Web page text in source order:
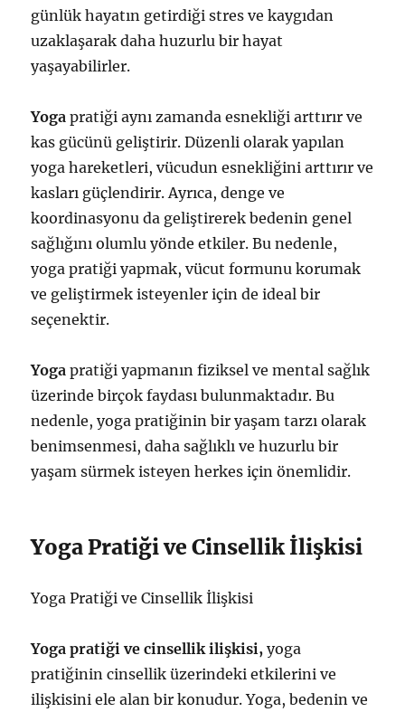
günlük hayatın getirdiği stres ve kaygıdan
uzaklaşarak daha huzurlu bir hayat
yaşayabilirler.
Yoga pratiği aynı zamanda esnekliği arttırır ve
kas gücünü geliştirir. Düzenli olarak yapılan
yoga hareketleri, vücudun esnekliğini arttırır ve
kasları güçlendirir. Ayrıca, denge ve
koordinasyonu da geliştirerek bedenin genel
sağlığını olumlu yönde etkiler. Bu nedenle,
yoga pratiği yapmak, vücut formunu korumak
ve geliştirmek isteyenler için de ideal bir
seçenektir.
Yoga pratiği yapmanın fiziksel ve mental sağlık
üzerinde birçok faydası bulunmaktadır. Bu
nedenle, yoga pratiğinin bir yaşam tarzı olarak
benimsenmesi, daha sağlıklı ve huzurlu bir
yaşam sürmek isteyen herkes için önemlidir.
Yoga Pratiği ve Cinsellik İlişkisi
Yoga Pratiği ve Cinsellik İlişkisi
Yoga pratiği ve cinsellik ilişkisi, yoga
pratiğinin cinsellik üzerindeki etkilerini ve
ilişkisini ele alan bir konudur. Yoga, bedenin ve